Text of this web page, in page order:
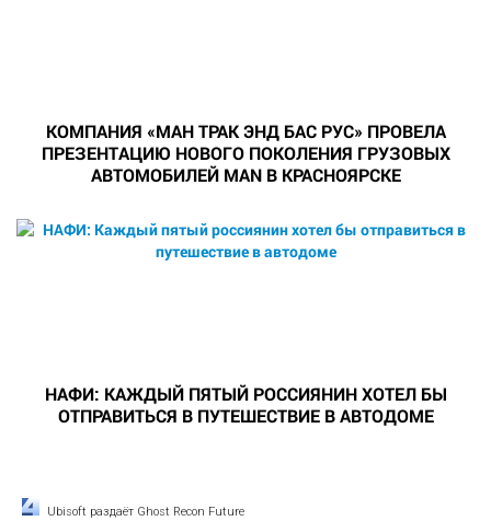
КОМПАНИЯ «МАН ТРАК ЭНД БАС РУС» ПРОВЕЛА
ПРЕЗЕНТАЦИЮ НОВОГО ПОКОЛЕНИЯ ГРУЗОВЫХ
АВТОМОБИЛЕЙ MAN В КРАСНОЯРСКЕ
НАФИ: КАЖДЫЙ ПЯТЫЙ РОССИЯНИН ХОТЕЛ БЫ
ОТПРАВИТЬСЯ В ПУТЕШЕСТВИЕ В АВТОДОМЕ
Ubisoft раздаёт Ghost Recon Future